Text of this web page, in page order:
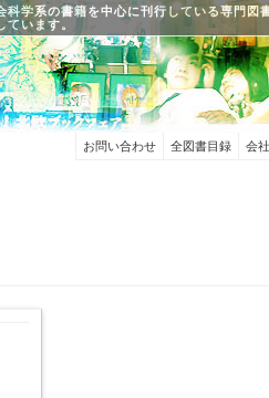
科学系の書籍を中心に刊行している専門
ています。
お問い合わせ 全図書目録 会